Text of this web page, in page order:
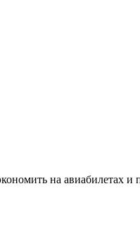
на авиабилетах и